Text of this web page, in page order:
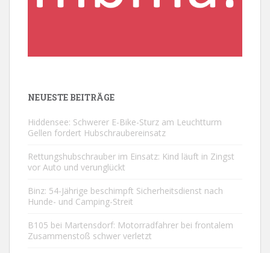
NEUESTE BEITRÄGE
Hiddensee: Schwerer E-Bike-Sturz am Leuchtturm
Gellen fordert Hubschraubereinsatz
Rettungshubschrauber im Einsatz: Kind läuft in Zingst
vor Auto und verunglückt
Binz: 54-Jährige beschimpft Sicherheitsdienst nach
Hunde- und Camping-Streit
B105 bei Martensdorf: Motorradfahrer bei frontalem
Zusammenstoß schwer verletzt